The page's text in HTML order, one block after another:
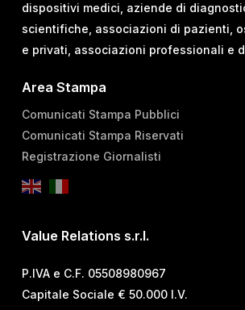
dispositivi medici, aziende di
scientifiche, associazioni di pazienti,
e privati, associazioni professionali e
Area Stampa
Comunicati Stampa Pubblici
Comunicati Stampa Riservati
Registrazione Giornalisti
Value Relations s.r.l.
P.IVA e C.F. 05508980967
Capitale Sociale € 50.000 I.V.